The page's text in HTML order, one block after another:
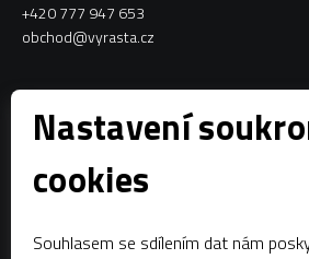
+420 777 947 653
obchod@vyrasta.cz
Kontakty
Spytihněv 145
Nastavení
cookies
Souhlasem se sdílením dat nám